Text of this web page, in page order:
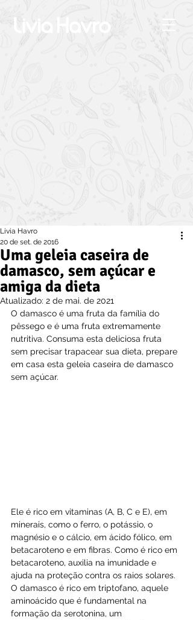
Uma geleia caseira de
damasco, sem açúcar e
amiga da dieta
Livia Havro
20 de set. de 2016
Atualizado: 2 de mai. de 2021
O damasco é uma fruta da família do
pêssego e é uma fruta extremamente
nutritiva. Consuma esta deliciosa fruta
sem precisar trapacear sua dieta, prepare
em casa esta geleia caseira de damasco
sem açúcar.
Ele é rico em vitaminas (A, B, C e E), em
minerais, como o ferro, o potássio, o
magnésio e o cálcio, em ácido fólico, em
betacaroteno e em fibras. Como é rico em
betacaroteno, auxilia na imunidade e
ajuda na proteção contra os raios solares.
O damasco é rico em triptofano, aquele
aminoácido que é fundamental na
formação da serotonina, um